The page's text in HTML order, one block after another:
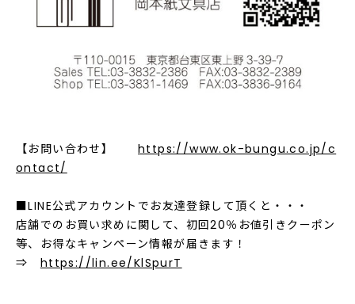
【お問い合わせ】 https://www.ok-bungu.co.jp/c
ontact/
■LINE公式アカウントでお友達登録して頂くと・・・
店舗でのお買い求めに関して、初回20％お値引きクーポン
等、お得なキャンペーン情報が届きます！
⇒ https://lin.ee/KlSpurT